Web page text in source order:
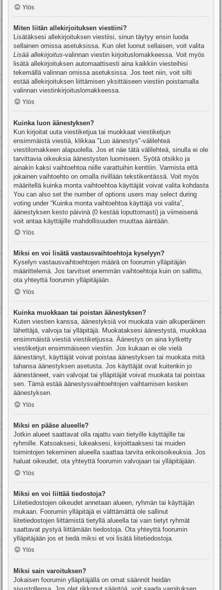
Ylös
Miten liitän allekirjoituksen viestiini?
Lisätäksesi allekirjoituksen viestiisi, sinun täytyy ensin luoda
sellainen omissa asetuksissa. Kun olet luonut sellaisen, voit valita
Lisää allekirjoitus-valinnan viestin kirjoituslomakkeessa. Voit myös
lisätä allekirjoituksen automaattisesti aina kaikkiin viesteihisi
tekemällä valinnan omissa asetuksissa. Jos teet niin, voit silti
estää allekirjoituksen liittämisen yksittäiseen viestiin poistamalla
valinnan viestinkirjoituslomakkeessa.
Ylös
Kuinka luon äänestyksen?
Kun kirjoitat uuta viestiketjua tai muokkaat viestiketjun
ensimmäistä viestiä, klikkaa "Luo äänestys"-välilehteä
viestilomakkeen alapuolella. Jos et näe tätä välilehteä, sinulla ei ole
tarvittavia oikeuksia äänestysten luomiseen. Syötä otsikko ja
ainakin kaksi vaihtoehtoa niille varattuihin kenttiin. Varmista että
jokainen vaihtoehto on omalla rivillään tekstikentässä. Voit myös
määritellä kuinka monta vaihtoehtoa käyttäjät voivat valita kohdasta
You can also set the number of options users may select during
voting under “Kuinka monta vaihtoehtoa käyttäjä voi valita”,
äänestyksen kesto päivinä (0 kestää loputtomasti) ja viimeisenä
voit antaa käyttäjille mahdollisuuden muuttaa ääntään.
Ylös
Miksi en voi lisätä vastausvaihtoehtoja kyselyyn?
Kyselyn vastausvaihtoehtojen määrä on foorumin ylläpitäjän
määrittelemä. Jos tarvitset enemmän vaihtoehtoja kuin on sallittu,
ota yhteyttä foorumin ylläpitäjään.
Ylös
Kuinka muokkaan tai poistan äänestyksen?
Kuten viestien kanssa, äänestyksiä voi muokata vain alkuperäinen
lähettäjä, valvoja tai ylläpitäjä. Muokataksesi äänestystä, muokkaa
ensimmäistä viestiä viestiketjussa. Äänestys on aina kytketty
viestiketjun ensimmäiseen viestiin. Jos kukaan ei ole vielä
äänestänyt, käyttäjät voivat poistaa äänestyksen tai muokata mitä
tahansa äänestyksen asetusta. Jos käyttäjät ovat kuitenkin jo
äänestäneet, vain valvojat tai ylläpitäjät voivat muokata tai poistaa
sen. Tämä estää äänestysvaihtoehtojen vaihtamisen kesken
äänestyksen.
Ylös
Miksi en pääse alueelle?
Jotkin alueet saattavat olla rajattu vain tietyille käyttäjille tai
ryhmille. Katsoaksesi, lukeaksesi, kirjoittaaksesi tai muiden
toimintojen tekeminen alueella saattaa tarvita erikoisoikeuksia. Jos
haluat oikeudet, ota yhteyttä foorumin valvojaan tai ylläpitäjään.
Ylös
Miksi en voi liittää tiedostoja?
Liitetiedostojen oikeudet annetaan alueen, ryhmän tai käyttäjän
mukaan. Foorumin ylläpitäjä ei välttämättä ole sallinut
liitetiedostojen liittämistä tietyllä alueella tai vain tietyt ryhmät
saattavat pystyä liittämään tiedostoja. Ota yhteyttä foorumin
ylläpitäjään jos et tiedä miksi et voi lisätä liitetiedostoja.
Ylös
Miksi sain varoituksen?
Jokaisen foorumin ylläpitäjällä on omat säännöt heidän